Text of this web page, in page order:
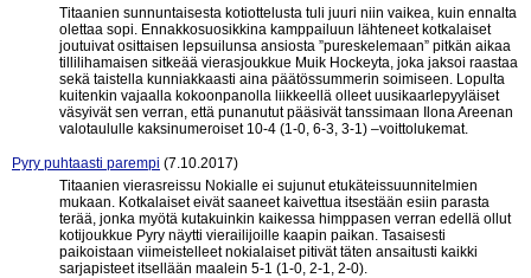
Titaanien sunnuntaisesta kotiottelusta tuli juuri niin vaikea, kuin ennalta
olettaa sopi. Ennakkosuosikkina kamppailuun lähteneet kotkalaiset
joutuivat osittaisen lepsuilunsa ansiosta ”pureskelemaan” pitkän aikaa
tillilihamaisen sitkeää vierasjoukkue Muik Hockeyta, joka jaksoi raastaa
sekä taistella kunniakkaasti aina päätössummerin soimiseen. Lopulta
kuitenkin vajaalla kokoonpanolla liikkeellä olleet uusikaarlepyyläiset
väsyivät sen verran, että punanutut pääsivät tanssimaan Ilona Areenan
valotaululle kaksinumeroiset 10-4 (1-0, 6-3, 3-1) –voittolukemat.
Pyry puhtaasti parempi (7.10.2017)
Titaanien vierasreissu Nokialle ei sujunut etukäteissuunnitelmien
mukaan. Kotkalaiset eivät saaneet kaivettua itsestään esiin parasta
terää, jonka myötä kutakuinkin kaikessa himppasen verran edellä ollut
kotijoukkue Pyry näytti vierailijoille kaapin paikan. Tasaisesti
paikoistaan viimeistelleet nokialaiset pitivät täten ansaitusti kaikki
sarjapisteet itsellään maalein 5-1 (1-0, 2-1, 2-0).